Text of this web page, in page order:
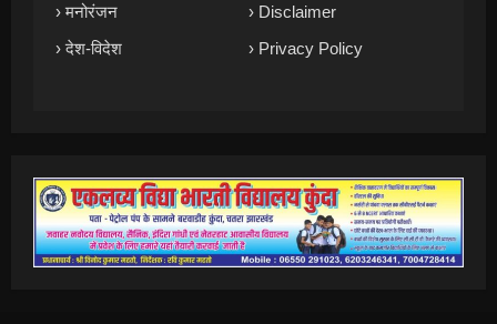
› मनोरंजन
› देश-विदेश
› Disclaimer
› Privacy Policy